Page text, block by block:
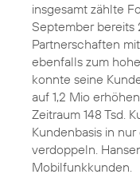
insgesamt zählte
September bereits
Partnerschaften
ebenfalls zum
konnte seine
auf 1,2 Mio
Zeitraum 148 Tsd.
Kundenbasis in
verdoppeln.
Mobilfunkkunden.